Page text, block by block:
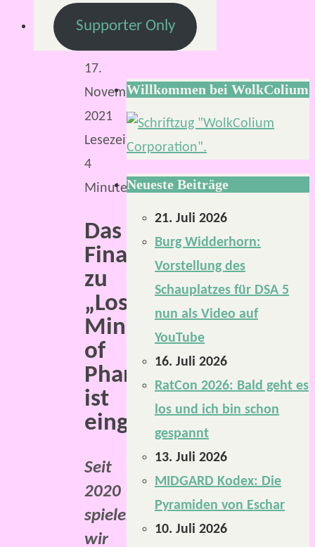
November
17.
November
2021
Lesezeit:
4
Minuten
Das
Finale
zu
„Lost
Mine
of
Phandelver
ist
eingeläutet.
Seit
2020
spielen
wir
Supporter Only
Willkommen bei WolkColium
Neueste Beiträge
21. Juli 2026
Burg Widderhorn:
Vorstellung des
Schauplatzes für DSA 5
nun als Video auf
YouTube
16. Juli 2026
RatCon 2026: Bald geht es
los und ich bin schon
gespannt
13. Juli 2026
MIDGARD Kodex: Die
Pyramiden von Eschar
10. Juli 2026